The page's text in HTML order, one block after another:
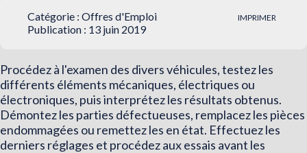
IMPRIMER
Catégorie : Offres d'Emploi
Publication : 13 juin 2019
Procédez à l'examen des divers véhicules, testez les
différents éléments mécaniques, électriques ou
électroniques, puis interprétez les résultats obtenus.
Démontez les parties défectueuses, remplacez les pièces
endommagées ou remettez les en état. Effectuez les
derniers réglages et procédez aux essais avant les